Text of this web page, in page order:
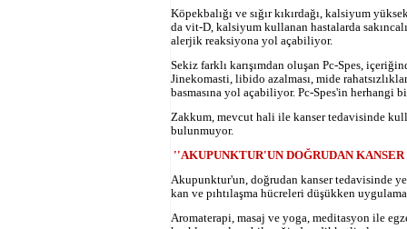
Köpekbalığı ve sığır kıkırdağı, kalsiyum
da vit-D, kalsiyum kullanan hastalarda
alerjik reaksiyona yol açabiliyor.
Sekiz farklı karışımdan oluşan Pc-Spes,
Jinekomasti, libido azalması, mide
basmasına yol açabiliyor. Pc-Spes'in herhangi
Zakkum, mevcut hali ile kanser tedavisinde
bulunmuyor.
''AKUPUNKTUR'UN DOĞRUDAN
Akupunktur'un, doğrudan kanser tedavisinde
kan ve pıhtılaşma hücreleri düşükken
Aromaterapi, masaj ve yoga, meditasyon ile